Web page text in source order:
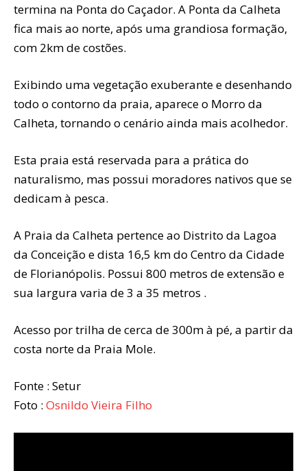
termina na Ponta do Caçador. A Ponta da Calheta
fica mais ao norte, após uma grandiosa formação,
com 2km de costões.
Exibindo uma vegetação exuberante e desenhando
todo o contorno da praia, aparece o Morro da
Calheta, tornando o cenário ainda mais acolhedor.
Esta praia está reservada para a prática do
naturalismo, mas possui moradores nativos que se
dedicam à pesca.
A Praia da Calheta pertence ao Distrito da Lagoa
da Conceição e dista 16,5 km do Centro da Cidade
de Florianópolis. Possui 800 metros de extensão e
sua largura varia de 3 a 35 metros .
Acesso por trilha de cerca de 300m à pé, a partir da
costa norte da Praia Mole.
Fonte : Setur
Foto : Osnildo Vieira Filho